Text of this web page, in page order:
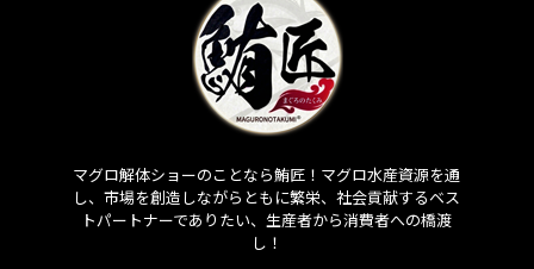
マグロ解体ショーのことなら鮪匠！マグロ水産資源を通
し、市場を創造しながらともに繁栄、社会貢献するベス
トパートナーでありたい、生産者から消費者への橋渡
し！